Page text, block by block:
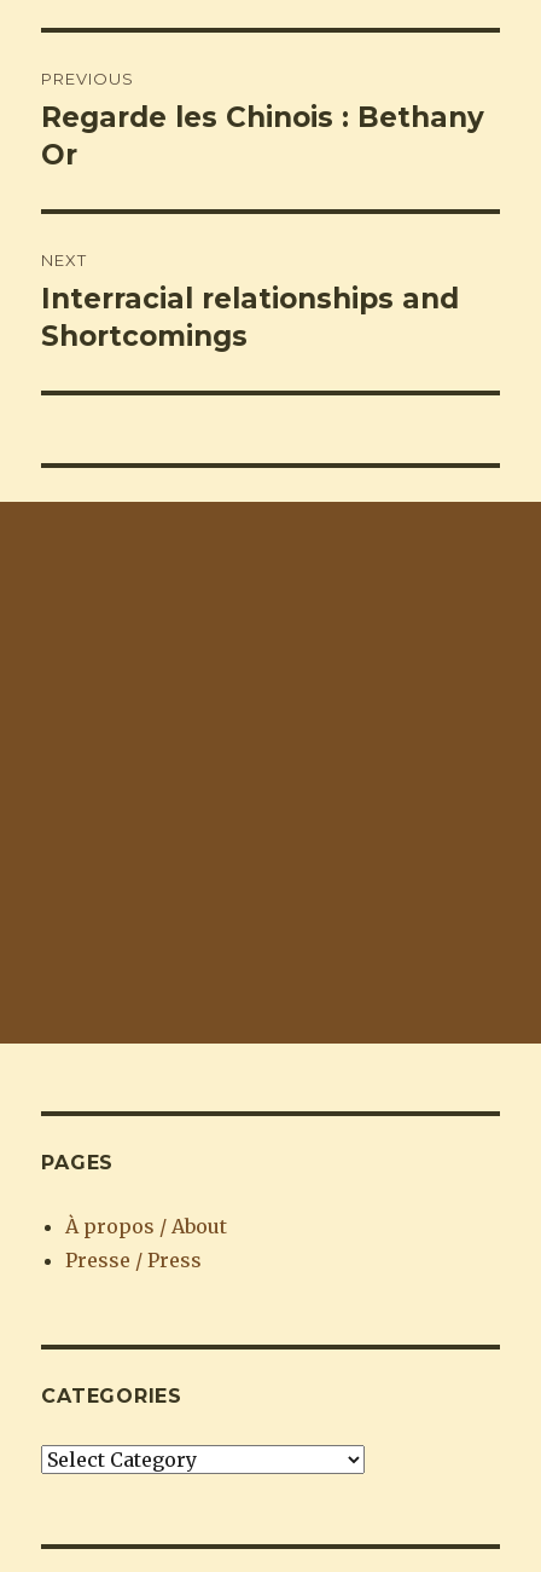
navigation
PREVIOUS
Previous
post:
Regarde les Chinois : Bethany
Or
NEXT
Next
post:
Interracial relationships and
Shortcomings
PAGES
À propos / About
Presse / Press
CATEGORIES
Categories